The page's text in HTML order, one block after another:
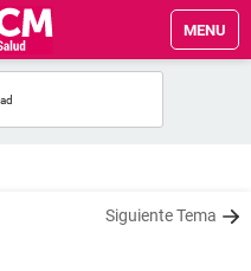
MENU
Siguiente Tema